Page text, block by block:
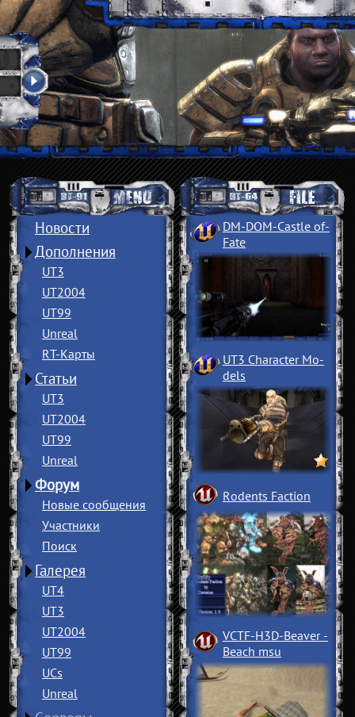
Новости
Дополнения
UT3
UT2004
UT99
Unreal
RT-Карты
Статьи
UT3
UT2004
UT99
Unreal
Форум
Новые сообщения
Участники
Поиск
Галерея
UT4
UT3
UT2004
UT99
UCs
Unreal
DM-DOM-Castle of­
Fate
UT3 Character Mo­
dels
Rodents Faction
VCTF-H3D-Beaver ­
Beach msu